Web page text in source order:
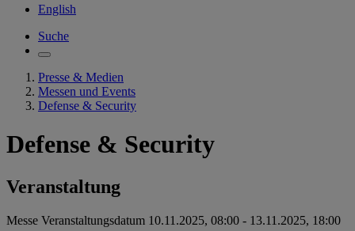
English
Suche
Presse & Medien
Messen und Events
Defense & Security
Defense & Security
Veranstaltung
Messe Veranstaltungsdatum 10.11.2025, 08:00 - 13.11.2025, 18:00